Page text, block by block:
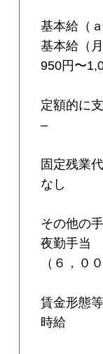
基本給（ａ
基本給（
950円〜
定額的に
–
固定残業
なし
その他の
夜勤手当
（６，０
賃金形態等
時給